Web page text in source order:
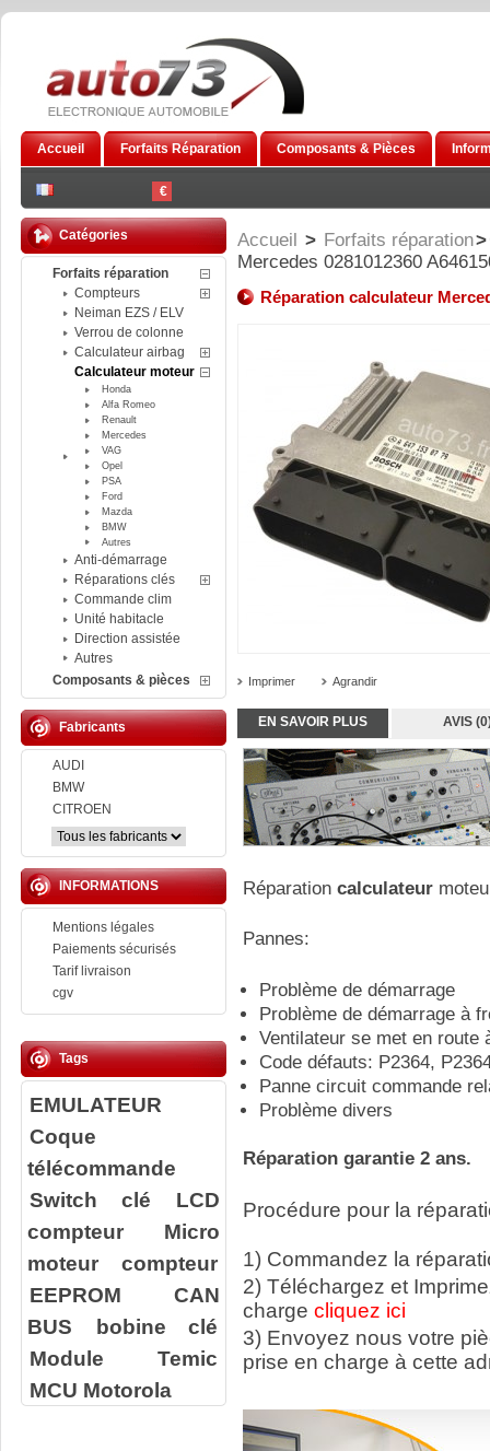
€
Accueil Forfaits Réparation Composants & Pièces
Catégories
Forfaits réparation
Compteurs
Neiman EZS / ELV
Verrou de colonne
Calculateur airbag
Calculateur moteur
Honda
Alfa Romeo
Renault
Mercedes
VAG
Opel
PSA
Ford
Mazda
BMW
Autres
Anti-démarrage
Réparations clés
Commande clim
Unité habitacle
Direction assistée
Autres
Composants & pièces
Fabricants
AUDI
BMW
CITROEN
INFORMATIONS
Mentions légales
Paiements sécurisés
Tarif livraison
cgv
Tags
EMULATEUR
Coque
télécommande
Switch clé
LCD
compteur
Micro
moteur compteur
EEPROM
CAN
BUS
bobine clé
Module Temic
MCU Motorola
Accueil > Forfaits réparation>
Mercedes 0281012360
Réparation calculateur
Imprimer Agrandir
EN SAVOIR PLUS AVIS
Réparation calculateur
Pannes:
Problème de démarrage
Problème de démarrage à
Ventilateur se met en route
Code défauts: P2364,
Panne circuit commande
Problème divers
Réparation garantie 2 ans.
Procédure pour la
1) Commandez la
2) Téléchargez et
charge cliquez ici
3) Envoyez nous votre
prise en charge à cette